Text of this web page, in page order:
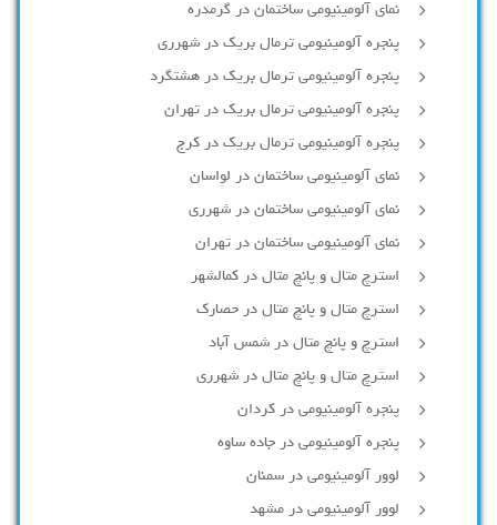
نمای آلومینیومی ساختمان در گرمدره
پنجره آلومینیومی ترمال بریک در شهرری
پنجره آلومینیومی ترمال بریک در هشتگرد
پنجره آلومینیومی ترمال بریک در تهران
پنجره آلومینیومی ترمال بریک در کرج
نمای آلومینیومی ساختمان در لواسان
نمای آلومینیومی ساختمان در شهرری
نمای آلومینیومی ساختمان در تهران
استرچ متال و پانچ متال در کمالشهر
استرچ متال و پانچ متال در حصارك
استرچ و پانچ متال در شمس آباد
استرچ متال و پانچ متال در شهرری
پنجره آلومینیومی در کردان
پنجره آلومینیومی در جاده ساوه
لوور آلومینیومی در سمنان
لوور آلومینیومی در مشهد